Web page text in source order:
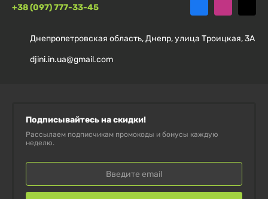
+38 (097) 777-33-45
Днепропетровская область, Днепр, улица Троицкая, 3А
djini.in.ua@gmail.com
Подписывайтесь на скидки!
Рассылаем подписчикам промокоды и бонусы каждую
неделю.